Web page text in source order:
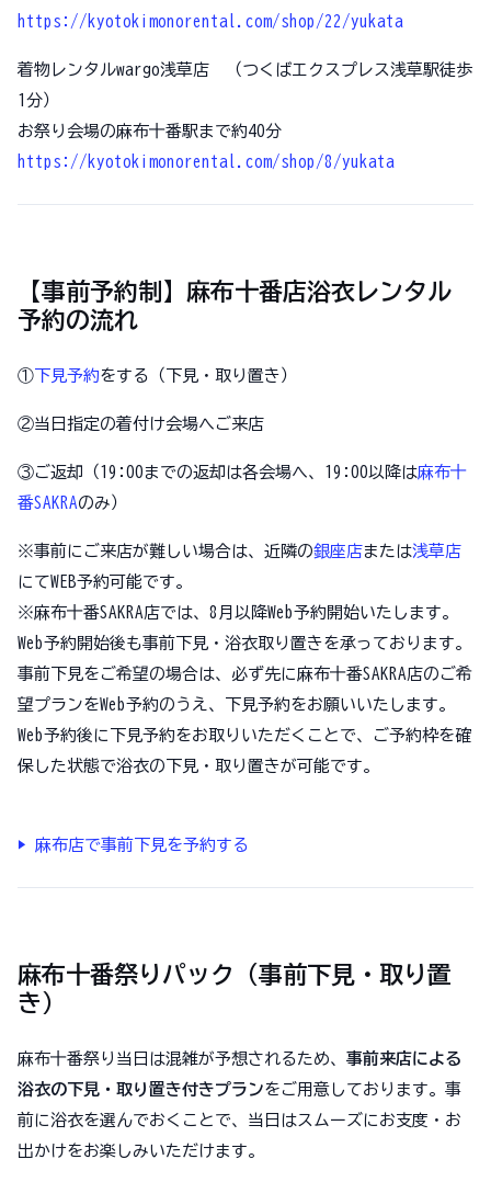
https://kyotokimonorental.com/shop/22/yukata
着物レンタルwargo浅草店 （つくばエクスプレス浅草駅徒歩
1分）
お祭り会場の麻布十番駅まで約40分
https://kyotokimonorental.com/shop/8/yukata
【事前予約制】麻布十番店浴衣レンタル
予約の流れ
① 下見予約をする（下見・取り置き）
②当日指定の着付け会場へご来店
③ご返却（19:00までの返却は各会場へ、19:00以降は麻布十
番SAKRAのみ）
※事前にご来店が難しい場合は、近隣の銀座店または浅草店
にてWEB予約可能です。
※麻布十番SAKRA店では、8月以降Web予約開始いたします。
Web予約開始後も事前下見・浴衣取り置きを承っております。
事前下見をご希望の場合は、必ず先に麻布十番SAKRA店のご希
望プランをWeb予約のうえ、下見予約をお願いいたします。
Web予約後に下見予約をお取りいただくことで、ご予約枠を確
保した状態で浴衣の下見・取り置きが可能です。
▶ 麻布店で事前下見を予約する
麻布十番祭りパック（事前下見・取り置
き）
麻布十番祭り当日は混雑が予想されるため、 事前来店による
浴衣の下見・取り置き付きプランをご用意しております。事
前に浴衣を選んでおくことで、当日はスムーズにお支度・お
出かけをお楽しみいただけます。